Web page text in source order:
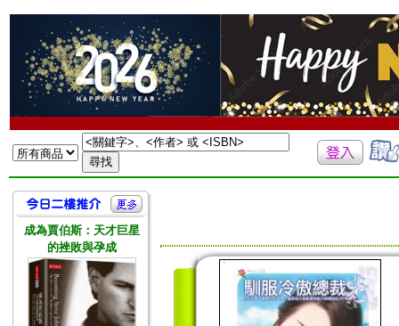
成為賈伯斯：天才巨星
的挫敗與孕成